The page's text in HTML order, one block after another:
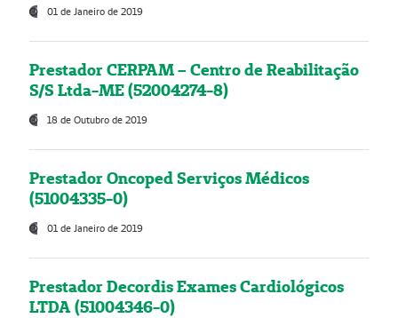
01 de Janeiro de 2019
Prestador CERPAM – Centro de Reabilitação
S/S Ltda-ME (52004274-8)
18 de Outubro de 2019
Prestador Oncoped Serviços Médicos
(51004335-0)
01 de Janeiro de 2019
Prestador Decordis Exames Cardiológicos
LTDA (51004346-0)